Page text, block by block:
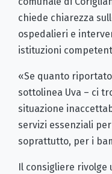
chiede chiarezza
ospedalieri e
istituzioni
«Se quanto
sottolinea Uva – ci
situazione
servizi essenziali
soprattutto, per i
Il consigliere rivolge